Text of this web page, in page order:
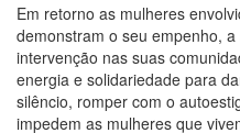
Em retorno as mulheres
demonstram o seu empenho,
intervenção nas suas
energia e solidariedade para
silêncio, romper com o
impedem as mulheres que